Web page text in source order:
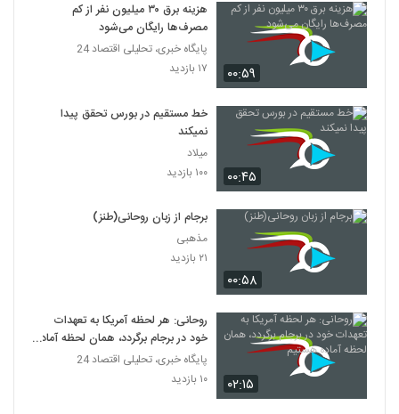
۰۰:۵۹
هزینه برق ۳۰ میلیون نفر از کم
مصرف‌ها رایگان می‌شود
پایگاه خبری، تحلیلی اقتصاد 24
۱۷ بازدید
۰۰:۴۵
خط مستقیم در بورس تحقق پیدا
نمیکند
میلاد
۱۰۰ بازدید
۰۰:۵۸
برجام از زبان روحانی(طنز)
مذهبی
۲۱ بازدید
۰۲:۱۵
روحانی: هر لحظه آمریکا به تعهدات
خود در برجام برگردد، همان لحظه آماده
هستیم
پایگاه خبری، تحلیلی اقتصاد 24
۱۰ بازدید